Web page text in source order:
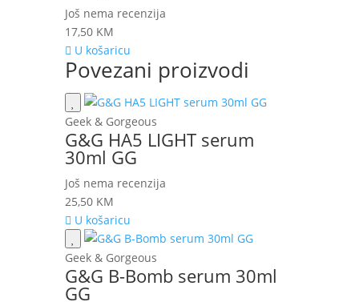
Još nema recenzija
17,50 KM
U košaricu
Povezani proizvodi
Geek & Gorgeous
G&G HA5 LIGHT serum
30ml GG
Još nema recenzija
25,50 KM
U košaricu
Geek & Gorgeous
G&G B-Bomb serum 30ml
GG